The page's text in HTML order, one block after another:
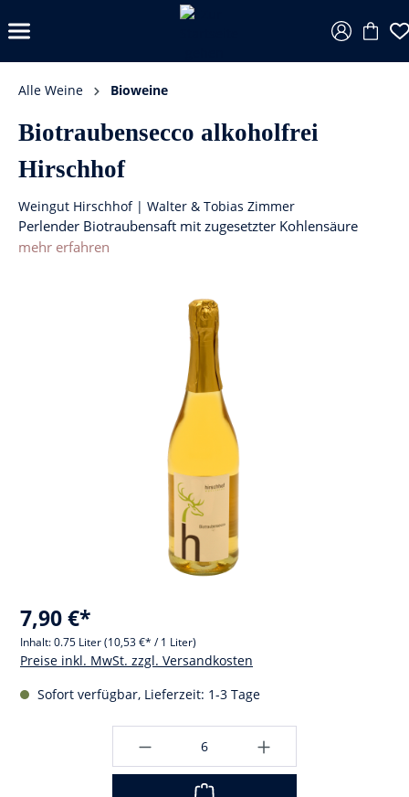
Alle Weine Bioweine
Biotraubensecco alkoholfrei
Hirschhof
Weingut Hirschhof | Walter & Tobias Zimmer
Perlender Biotraubensaft mit zugesetzter Kohlensäure
mehr erfahren
7,90 €*
Inhalt:0.75 Liter(10,53 €* / 1 Liter)
Preise inkl. MwSt. zzgl. Versandkosten
Sofort verfügbar, Lieferzeit: 1-3 Tage